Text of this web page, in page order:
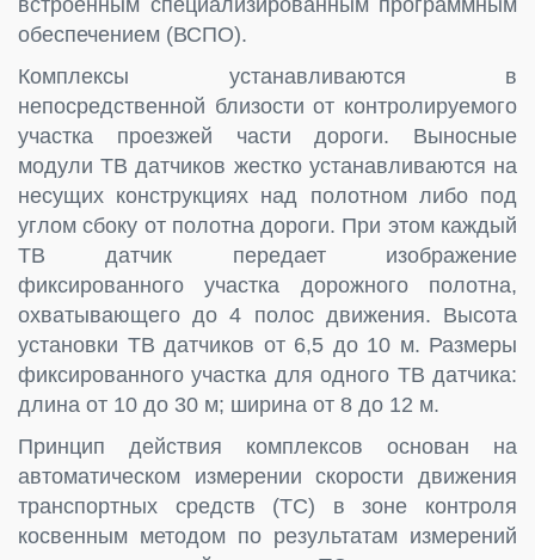
обеспечением (ВСПО).
Комплексы устанавливаются в
непосредственной близости от контролируемого
участка проезжей части дороги. Выносные
модули ТВ датчиков жестко устанавливаются на
несущих конструкциях над полотном либо под
углом сбоку от полотна дороги. При этом каждый
ТВ датчик передает изображение
фиксированного участка дорожного полотна,
охватывающего до 4 полос движения. Высота
установки ТВ датчиков от 6,5 до 10 м. Размеры
фиксированного участка для одного ТВ датчика:
длина от 10 до 30 м; ширина от 8 до 12 м.
Принцип действия комплексов основан на
автоматическом измерении скорости движения
транспортных средств (ТС) в зоне контроля
косвенным методом по результатам измерений